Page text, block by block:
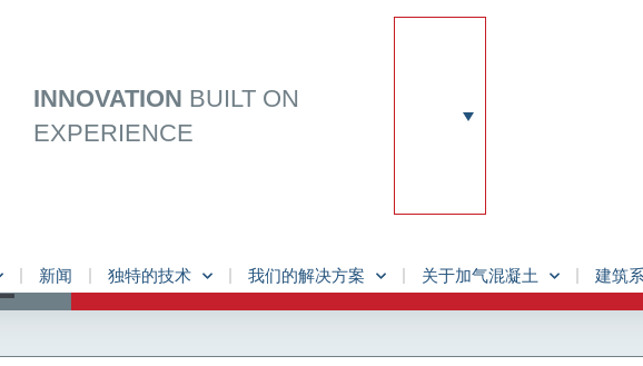
INNOVATION BUILT ON
EXPERIENCE
新闻 独特的技术 我们的解决方案 关于加气混凝土 建筑